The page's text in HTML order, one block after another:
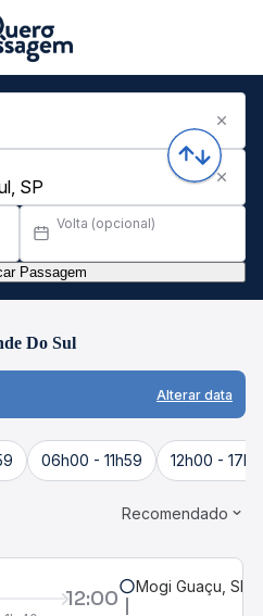
Volta (opcional)
Passagem
Do Sul
Alterar data
06h00 - 11h59 12h00 -
Recomendado
12:00 Mogi Guaçu, SP